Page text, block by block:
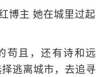
苟且，还有诗和远
逃离城市，去追寻